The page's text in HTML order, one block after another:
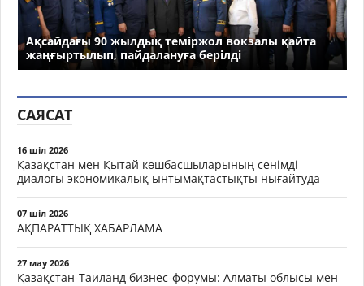
Ақсайдағы 90 жылдық теміржол вокзалы қайта
жаңғыртылып, пайдалануға берілді
САЯСАТ
16 шіл 2026
Қазақстан мен Қытай көшбасшыларының сенімді
диалогы экономикалық ынтымақтастықты нығайтуда
07 шіл 2026
АҚПАРАТТЫҚ ХАБАРЛАМА
27 мау 2026
Қазақстан-Таиланд бизнес-форумы: Алматы облысы мен